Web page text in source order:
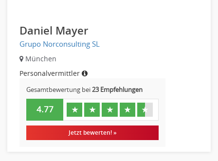
Daniel Mayer
Grupo Norconsulting SL
München
Personalvermittler
Gesamtbewertung bei23 Empfehlungen
4.77 ★ ★ ★ ★ ★
Jetzt bewerten! »